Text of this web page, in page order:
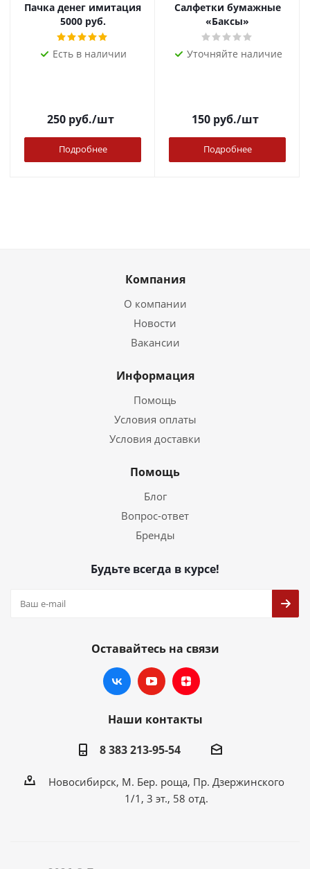
Пачка денег имитация
5000 руб.
Есть в наличии
250руб./шт
Подробнее
Салфетки бумажные
«Баксы»
Уточняйте наличие
150руб./шт
Подробнее
Компания
О компании
Новости
Вакансии
Информация
Помощь
Условия оплаты
Условия доставки
Помощь
Блог
Вопрос-ответ
Бренды
Будьте всегда в курсе!
Оставайтесь на связи
Наши контакты
8 383 213-95-54
Новосибирск, М. Бер. роща, Пр. Дзержинского
1/1, 3 эт., 58 отд.